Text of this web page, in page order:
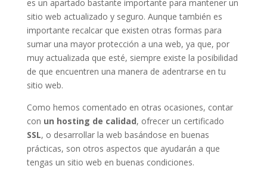
es un apartado bastante importante para mantener un
sitio web actualizado y seguro. Aunque también es
importante recalcar que existen otras formas para
sumar una mayor protección a una web, ya que, por
muy actualizada que esté, siempre existe la posibilidad
de que encuentren una manera de adentrarse en tu
sitio web.
Como hemos comentado en otras ocasiones, contar
con un hosting de calidad, ofrecer un certificado
SSL, o desarrollar la web basándose en buenas
prácticas, son otros aspectos que ayudarán a que
tengas un sitio web en buenas condiciones.